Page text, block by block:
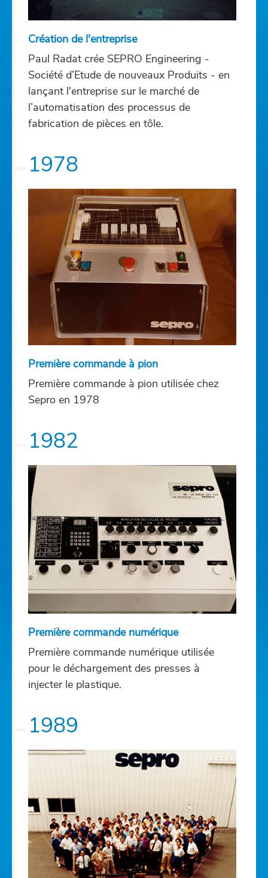
Création de l'entreprise
Paul Radat crée SEPRO Engineering -
Société d’Etude de nouveaux Produits - en
lançant l'entreprise sur le marché de
l’automatisation des processus de
fabrication de pièces en tôle.
1978
Première commande à pion
Première commande à pion utilisée chez
Sepro en 1978
1982
Première commande numérique
Première commande numérique utilisée
pour le déchargement des presses à
injecter le plastique.
1989